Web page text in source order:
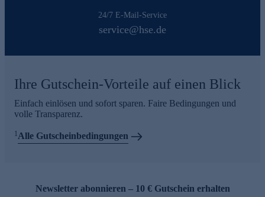
24/7 E-Mail-Service
service@hse.de
Ihre Gutschein-Vorteile auf einen Blick
Einfach einlösen und sofort sparen. Faire Bedingungen und
volle Transparenz.
1Alle Gutscheinbedingungen
Newsletter abonnieren – 10 € Gutschein erhalten